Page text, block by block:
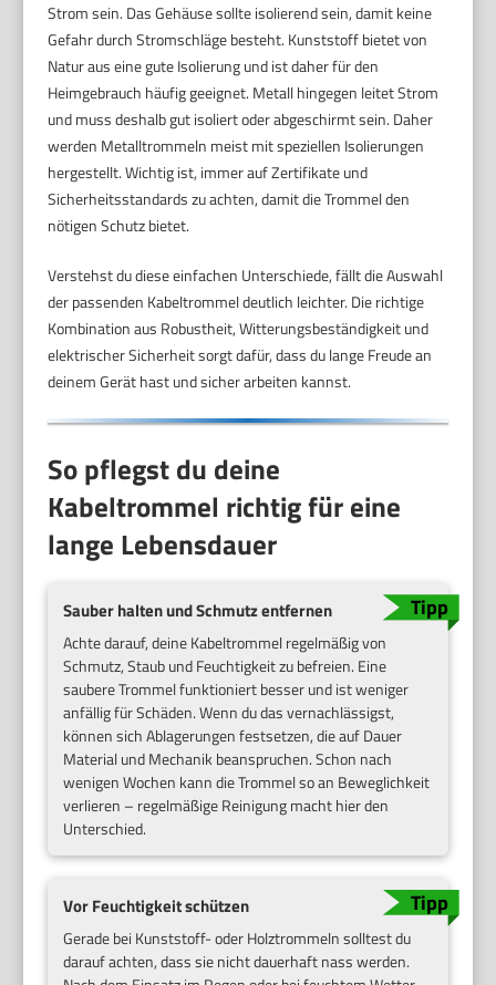
Strom sein. Das Gehäuse sollte isolierend sein, damit keine
Gefahr durch Stromschläge besteht. Kunststoff bietet von
Natur aus eine gute Isolierung und ist daher für den
Heimgebrauch häufig geeignet. Metall hingegen leitet Strom
und muss deshalb gut isoliert oder abgeschirmt sein. Daher
werden Metalltrommeln meist mit speziellen Isolierungen
hergestellt. Wichtig ist, immer auf Zertifikate und
Sicherheitsstandards zu achten, damit die Trommel den
nötigen Schutz bietet.
Verstehst du diese einfachen Unterschiede, fällt die Auswahl
der passenden Kabeltrommel deutlich leichter. Die richtige
Kombination aus Robustheit, Witterungsbeständigkeit und
elektrischer Sicherheit sorgt dafür, dass du lange Freude an
deinem Gerät hast und sicher arbeiten kannst.
So pflegst du deine
Kabeltrommel richtig für eine
lange Lebensdauer
Sauber halten und Schmutz entfernen
Achte darauf, deine Kabeltrommel regelmäßig von
Schmutz, Staub und Feuchtigkeit zu befreien. Eine
saubere Trommel funktioniert besser und ist weniger
anfällig für Schäden. Wenn du das vernachlässigst,
können sich Ablagerungen festsetzen, die auf Dauer
Material und Mechanik beanspruchen. Schon nach
wenigen Wochen kann die Trommel so an Beweglichkeit
verlieren – regelmäßige Reinigung macht hier den
Unterschied.
Vor Feuchtigkeit schützen
Gerade bei Kunststoff- oder Holztrommeln solltest du
darauf achten, dass sie nicht dauerhaft nass werden.